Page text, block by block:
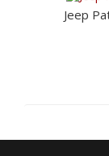
Jeep